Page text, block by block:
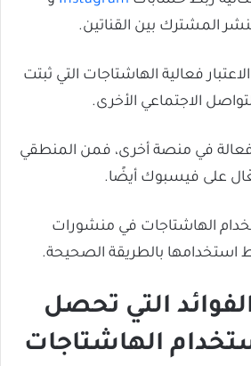
المشترك بين القناتين.
فعالية الهاشتاجات التي ثبتت
الاجتماعي الأخرى.
فعالة في منصة أخرى، فمن المنطقي
على فيسبوك أيضًا.
الهاشتاجات في منشورات
بالطريقة الصحيحة.
التي تحصل
الهاشتاجات